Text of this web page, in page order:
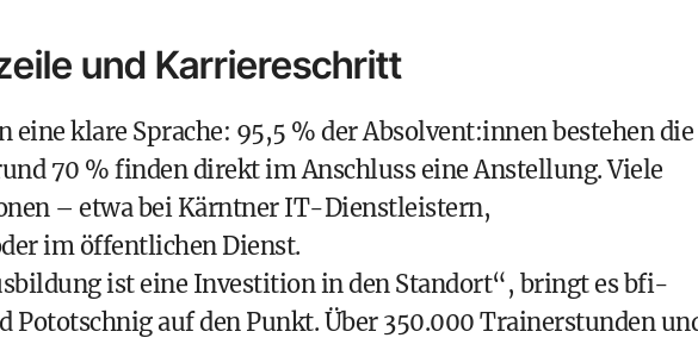
und Karriereschritt
eine klare Sprache: 95,5 % der Absolvent:innen bestehen die
70 % finden direkt im Anschluss eine Anstellung. Viele
– etwa bei Kärntner IT-Dienstleistern,
im öffentlichen Dienst.
ist eine Investition in den Standort“, bringt es bfi-
Pototschnig auf den Punkt. Über 350.000 Trainerstunden